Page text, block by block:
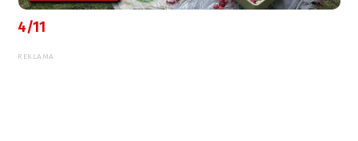
4/11
REKLAMA